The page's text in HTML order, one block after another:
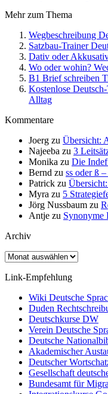
Mehr zum Thema
Wegbeschreibung
Satzbau-Trainer
Dativ oder
Wo oder wohin?
B1 Brief schreiben
Kostenlose
Alltag
Kommentare
Joerg zu Übersicht:
Najeeba zu 3
Monika zu Die
Bernd zu ss oder ß
Patrick zu
Myra zu 5
Jörg Nussbaum zu
Antje zu Synonyme
Archiv
Archiv
Link-Empfehlung
Wiki Deutsche
Duden
Deutschkurse DW
Verein Deutsche
Deutsche
Akademischer
Deutscher
Gesellschaft
Bundesamt für